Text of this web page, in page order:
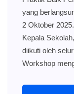
yang
2 Oktober
Kepala
diikuti oleh
Workshop